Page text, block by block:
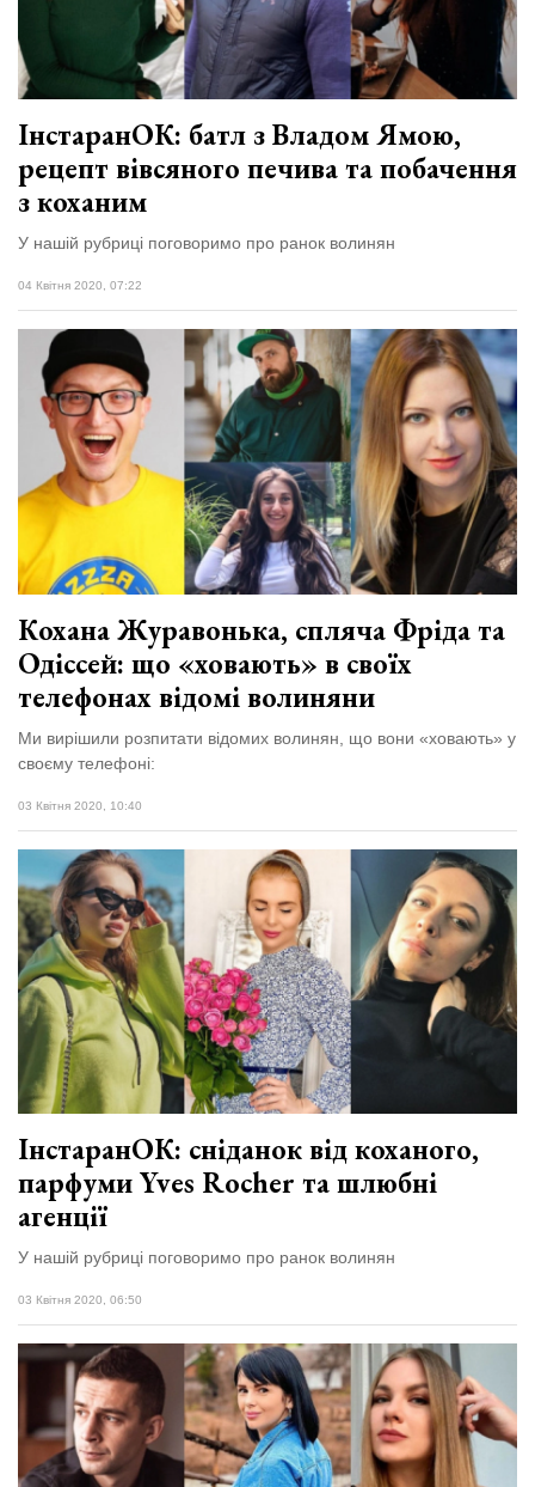
залишив у
Луцьку
три...
27 Липня 2026
715 переглядів
Персона
Лайф
Афіша
ZONE 18+
Контакти
Політика конфіденційності
ІнстаранОК: батл з Владом Ямою,
рецепт вівсяного печива та побачення
з коханим
У нашій рубриці поговоримо про ранок волинян
04 Квітня 2020, 07:22
Кохана Журавонька, спляча Фріда та
Одіссей: що «ховають» в своїх
телефонах відомі волиняни
Ми вирішили розпитати відомих волинян, що вони «ховають» у
своєму телефоні:
03 Квітня 2020, 10:40
ІнстаранОК: сніданок від коханого,
парфуми Yves Rocher та шлюбні
агенції
У нашій рубриці поговоримо про ранок волинян
03 Квітня 2020, 06:50